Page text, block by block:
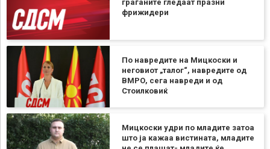
граѓаните гледаат празни
фрижидери
По навредите на Мицкоски и
неговиот „талог“, навредите од
ВМРО, сега навреди и од
Стоилковиќ
Мицкоски удри по младите затоа
што ја кажаа вистината, младите